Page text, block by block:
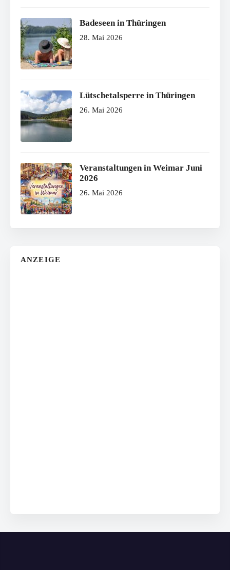
Badeseen in Thüringen
28. Mai 2026
Lütschetalsperre in Thüringen
26. Mai 2026
Veranstaltungen in Weimar Juni
2026
26. Mai 2026
ANZEIGE